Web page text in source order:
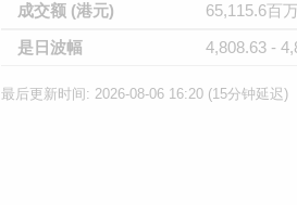
成交额 (港元)
65,115.6百万
是日波幅
4,808.63 -
最后更新时间: 2026-08-06 16:20 (15分钟延迟)